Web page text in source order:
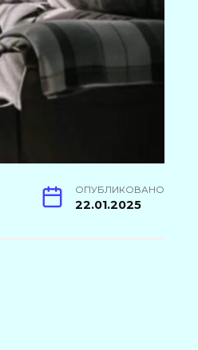
ОПУБЛИКОВАНО
22.01.2025